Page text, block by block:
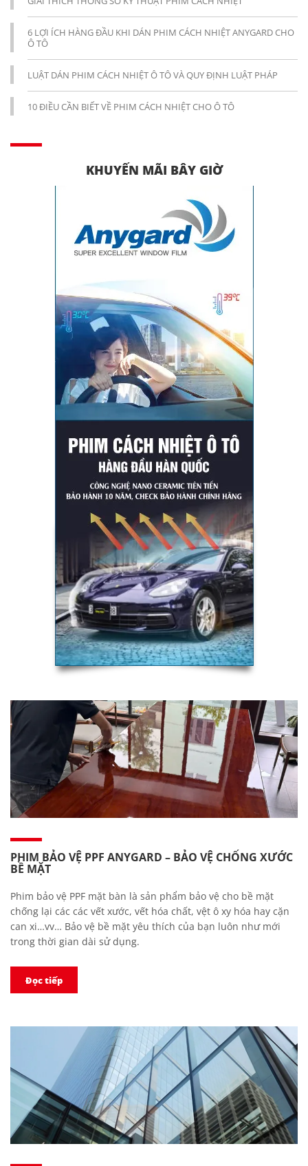
6 LỢI ÍCH HÀNG ĐẦU KHI DÁN PHIM CÁCH NHIỆT ANYGARD CHO
Ô TÔ
LUẬT DÁN PHIM CÁCH NHIỆT Ô TÔ VÀ QUY ĐỊNH LUẬT PHÁP
10 ĐIỀU CẦN BIẾT VỀ PHIM CÁCH NHIỆT CHO Ô TÔ
KHUYẾN MÃI BÂY GIỜ
PHIM BẢO VỆ PPF ANYGARD – BẢO VỆ CHỐNG XƯỚC
BỀ MẶT
Phim bảo vệ PPF mặt bàn là sản phẩm bảo vệ cho bề mặt
chống lại các các vết xước, vết hóa chất, vệt ô xy hóa hay cặn
can xi…vv… Bảo vệ bề mặt yêu thích của bạn luôn như mới
trong thời gian dài sử dụng.
Đọc tiếp